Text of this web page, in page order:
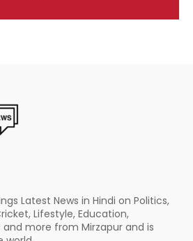
Latest News in Hindi on Politics,
Lifestyle, Education,
more from Mirzapur and is